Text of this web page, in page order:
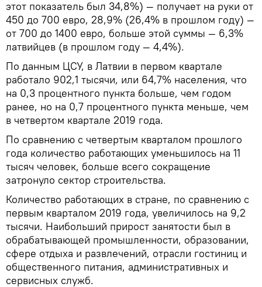
этот показатель был 34,8%) — получает на руки от
450 до 700 евро, 28,9% (26,4% в прошлом году) —
от 700 до 1400 евро, больше этой суммы — 6,3%
латвийцев (в прошлом году — 4,4%).
По данным ЦСУ, в Латвии в первом квартале
работало 902,1 тысячи, или 64,7% населения, что
на 0,3 процентного пункта больше, чем годом
ранее, но на 0,7 процентного пункта меньше, чем
в четвертом квартале 2019 года.
По сравнению с четвертым кварталом прошлого
года количество работающих уменьшилось на 11
тысяч человек, больше всего сокращение
затронуло сектор строительства.
Количество работающих в стране, по сравнению с
первым кварталом 2019 года, увеличилось на 9,2
тысячи. Наибольший прирост занятости был в
обрабатывающей промышленности, образовании,
сфере отдыха и развлечений, отрасли гостиниц и
общественного питания, административных и
сервисных служб.